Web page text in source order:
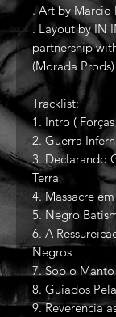
. Art by Marcio
. Layout by IN
partnership
(Morada Prods)
Tracklist:
1. Intro (
2. Guerra
3. Declarando
Terra
4. Massacre
5. Negro
6. A
Negros
7. Sob o
8. Guiados
9. Reverencia